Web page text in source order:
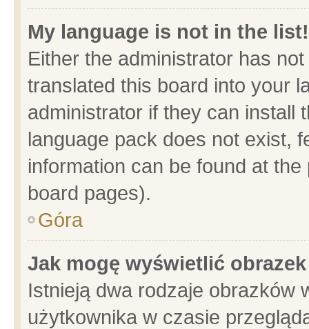
My language is not in the list!
Either the administrator has
translated this board into your
administrator if they can install
language pack does not exist,
information can be found at
board pages).
Góra
Jak mogę wyświetlić
Istnieją dwa rodzaje obrazków
użytkownika w czasie